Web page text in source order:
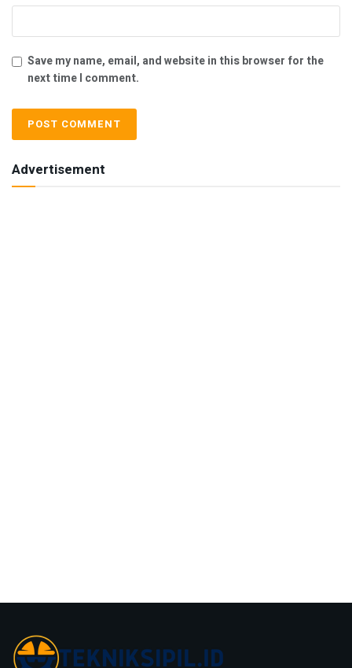
Save my name, email, and website in this browser for the
next time I comment.
Advertisement